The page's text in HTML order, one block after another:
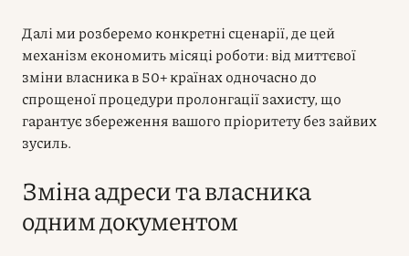
Далі ми розберемо конкретні сценарії, де цей
механізм економить місяці роботи: від миттєвої
зміни власника в 50+ країнах одночасно до
спрощеної процедури пролонгації захисту, що
гарантує збереження вашого пріоритету без зайвих
зусиль.
Зміна адреси та власника
одним документом